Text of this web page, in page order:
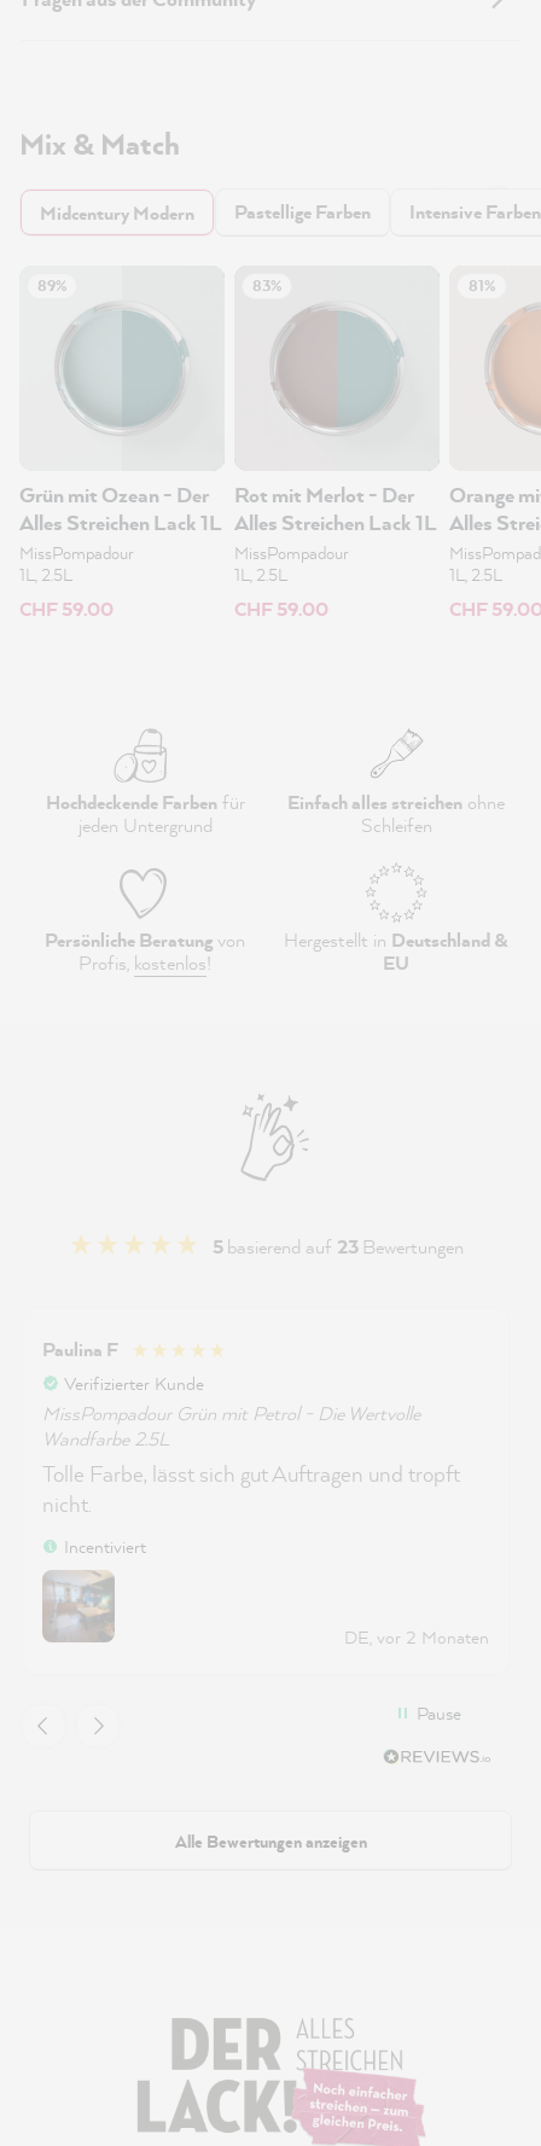
Mix & Match
Midcentury Modern Pastellige Farben Intensive Farben
89%
Grün mit Ozean - Der
Alles Streichen Lack 1L
MissPompadour
1L, 2.5L
CHF 59.00
83%
Rot mit Merlot - Der
Alles Streichen Lack 1L
MissPompadour
1L, 2.5L
CHF 59.00
81%
Orange
Alles
1L, 2.5L
CHF
Hochdeckende Farbenfür
jeden Untergrund
Einfach alles streichen ohne
Schleifen
Persönliche Beratungvon
Profis, kostenlos!
Hergestellt in Deutschland &
EU
5basierend auf 23 Bewertungen
Paulina F
Verifizierter Kunde
MissPompadour Grün mit Petrol - Die Wertvolle
Wandfarbe 2.5L
Tolle Farbe, lässt sich gut Auftragen und tropft
nicht.
Incentiviert
DE, vor 2 Monaten
Pause
Alle Bewertungen anzeigen